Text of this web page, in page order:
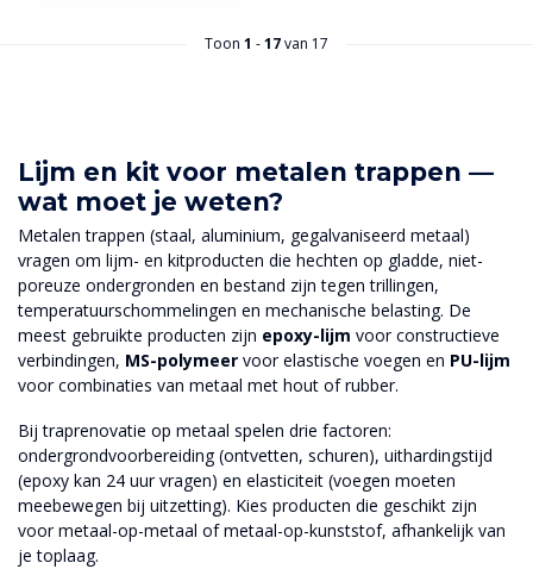
Toon 1 -17van 17
Lijm en kit voor metalen trappen —
wat moet je weten?
Metalen trappen (staal, aluminium, gegalvaniseerd metaal)
vragen om lijm- en kitproducten die hechten op gladde, niet-
poreuze ondergronden en bestand zijn tegen trillingen,
temperatuurschommelingen en mechanische belasting. De
meest gebruikte producten zijn epoxy-lijm voor constructieve
verbindingen, MS-polymeer voor elastische voegen en PU-lijm
voor combinaties van metaal met hout of rubber.
Bij traprenovatie op metaal spelen drie factoren:
ondergrondvoorbereiding (ontvetten, schuren), uithardingstijd
(epoxy kan 24 uur vragen) en elasticiteit (voegen moeten
meebewegen bij uitzetting). Kies producten die geschikt zijn
voor metaal-op-metaal of metaal-op-kunststof, afhankelijk van
je toplaag.